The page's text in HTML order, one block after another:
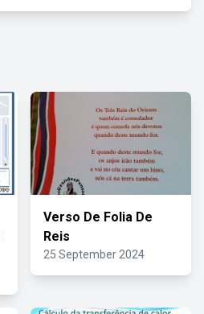
Verso De Folia De
Reis
25 September 2024